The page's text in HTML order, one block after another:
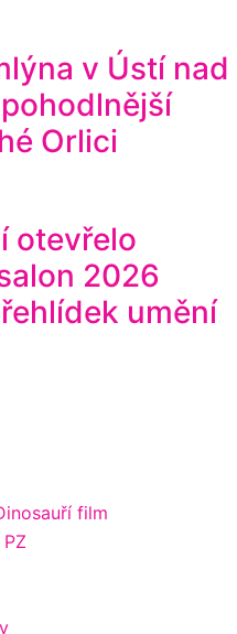
v Ústí nad
Orlici
otevřelo
2026
umění
film